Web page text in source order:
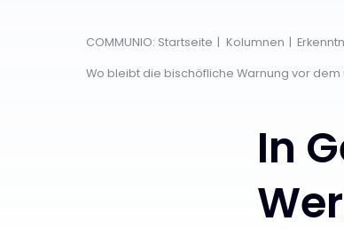
COMMUNIO: Startseite Kolumnen
Wo bleibt die bischöfliche Warnung vor
In